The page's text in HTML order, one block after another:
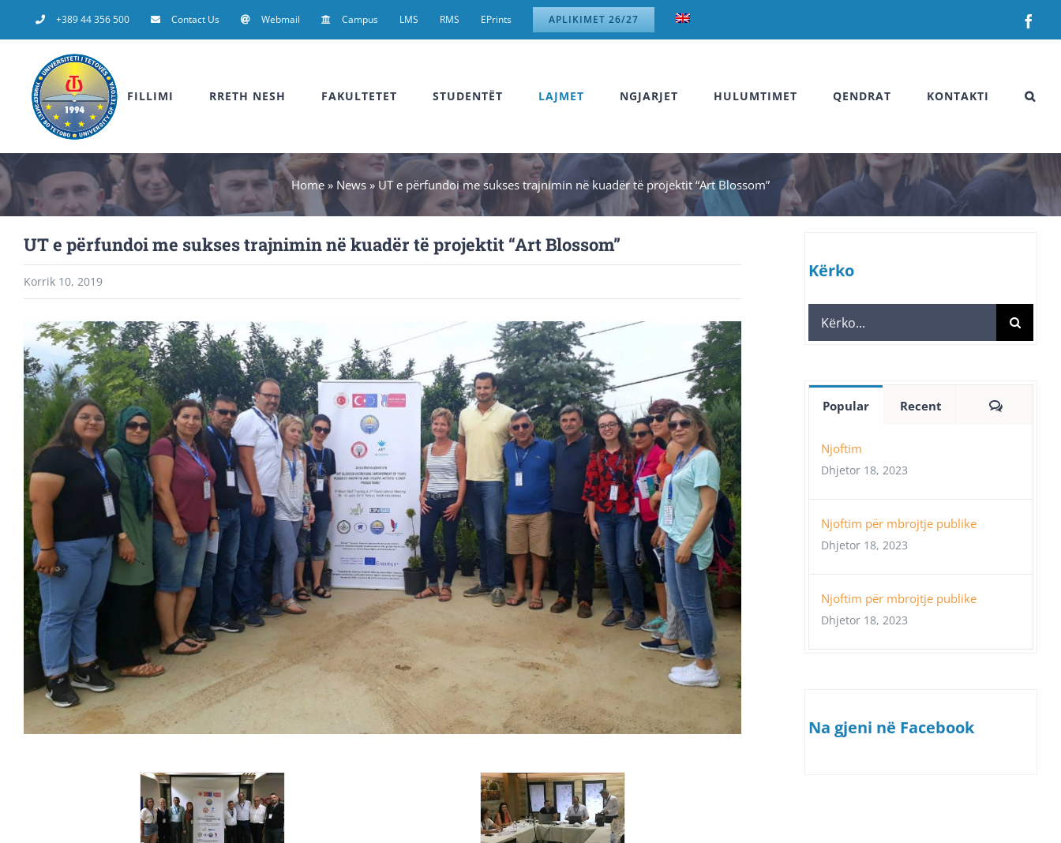
to
+389 44 356 500 Contact Us Webmail Campus LMS RMS EPrints APLIKIMET 26/27
FILLIMI RRETH NESH FAKULTETET STUDENTËT LAJMET NGJARJET HULUMTIMET QENDRAT KONTAKTI
Home » News »UT e përfundoi me sukses trajnimin në kuadër të projektit “Art Blossom”
UT e përfundoi me sukses trajnimin në kuadër të projektit “Art Blossom”
Korrik 10, 2019
View
Larger
Image
Kërko
Search
for:
Popular Recent
Njoftim
Dhjetor 18, 2023
Njoftim për mbrojtje publike
Dhjetor 18, 2023
Njoftim për mbrojtje publike
Dhjetor 18, 2023
Na gjeni në Facebook